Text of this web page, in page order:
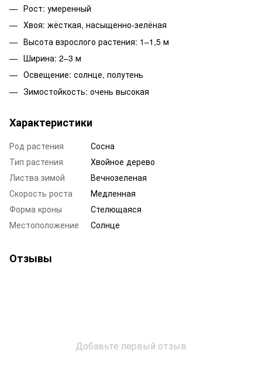
Рост: умеренный
Хвоя: жёсткая, насыщенно-зелёная
Высота взрослого растения: 1–1,5 м
Ширина: 2–3 м
Освещение: солнце, полутень
Зимостойкость: очень высокая
Характеристики
Род растения
Сосна
Тип растения
Хвойное дерево
Листва зимой
Вечнозеленая
Скорость роста
Медленная
Форма кроны
Стелющаяся
Местоположение
Солнце
Отзывы
Добавьте первый отзыв